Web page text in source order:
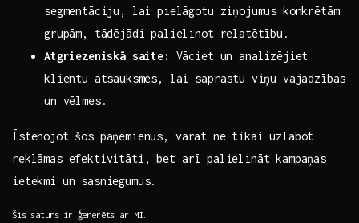
segmentāciju,‌ lai pielāgotu ziņojumus ‍konkrētām
grupām, tādējādi palielinot relatētību.
Atgriezeniskā saite:
‍Vāciet un analizējiet
klientu atsauksmes, lai saprastu viņu vajadzības
un vēlmes.
Īstenojot šos‌ paņēmienus, varat ne ​tikai uzlabot
reklāmas efektivitāti, bet arī palielināt kampaņas
ietekmi un sasniegumus.
Šis saturs ir⁤ ģenerēts ar MI.